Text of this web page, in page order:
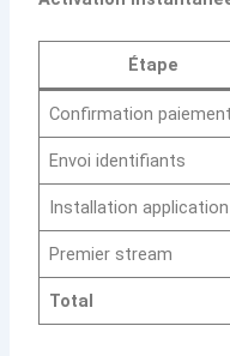
Étape
Confirmation paiement
Envoi identifiants
Installation application
Premier stream
Total